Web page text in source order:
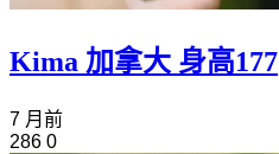
Kima 加拿大 身高177
7 月前
286 0